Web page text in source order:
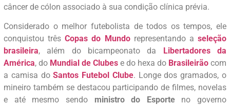
câncer de cólon associado à sua condição clínica prévia.
Considerado o melhor futebolista de todos os tempos, ele
conquistou trêsCopas do Mundorepresentando aseleção
brasileira, além do bicampeonato da Libertadores da
América, do Mundial de Clubes e do hexa do Brasileirão com
a camisa doSantos Futebol Clube. Longe dos gramados, o
mineiro também se destacou participando de filmes, novelas
e até mesmo sendo ministro do Esporteno governo